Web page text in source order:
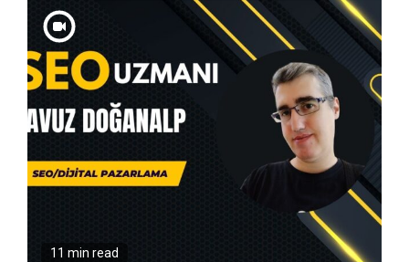
11 min read